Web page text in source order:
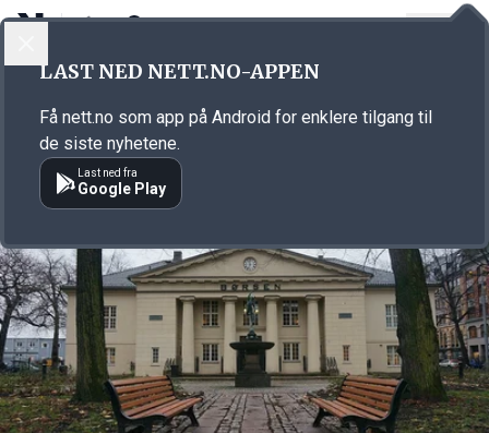
Annonsørinnhold
LAST NED NETT.NO-APPEN
Få nett.no som app på Android for enklere tilgang til
de siste nyhetene.
Last ned fra
Google Play